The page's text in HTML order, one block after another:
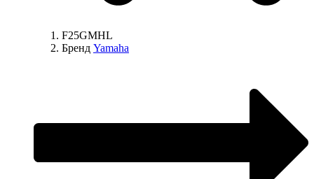
F25GMHL
Бренд Yamaha